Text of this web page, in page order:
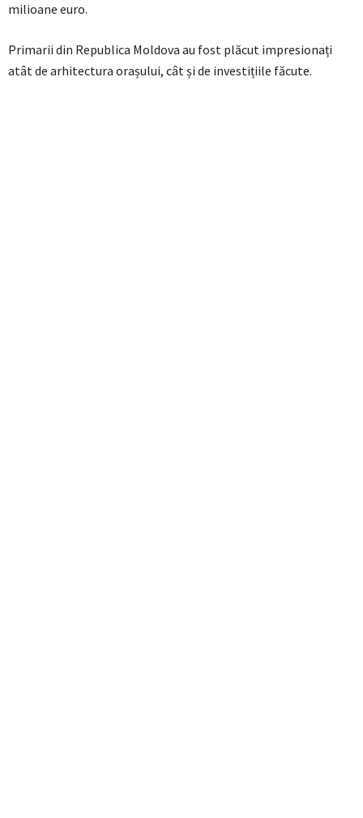
milioane euro.
Primarii din Republica Moldova au fost plăcut impresionați
atât de arhitectura orașului, cât și de investițiile făcute.